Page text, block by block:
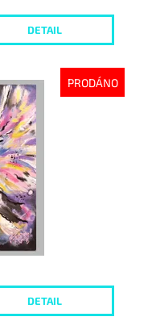
DETAIL
PRODÁNO
DETAIL